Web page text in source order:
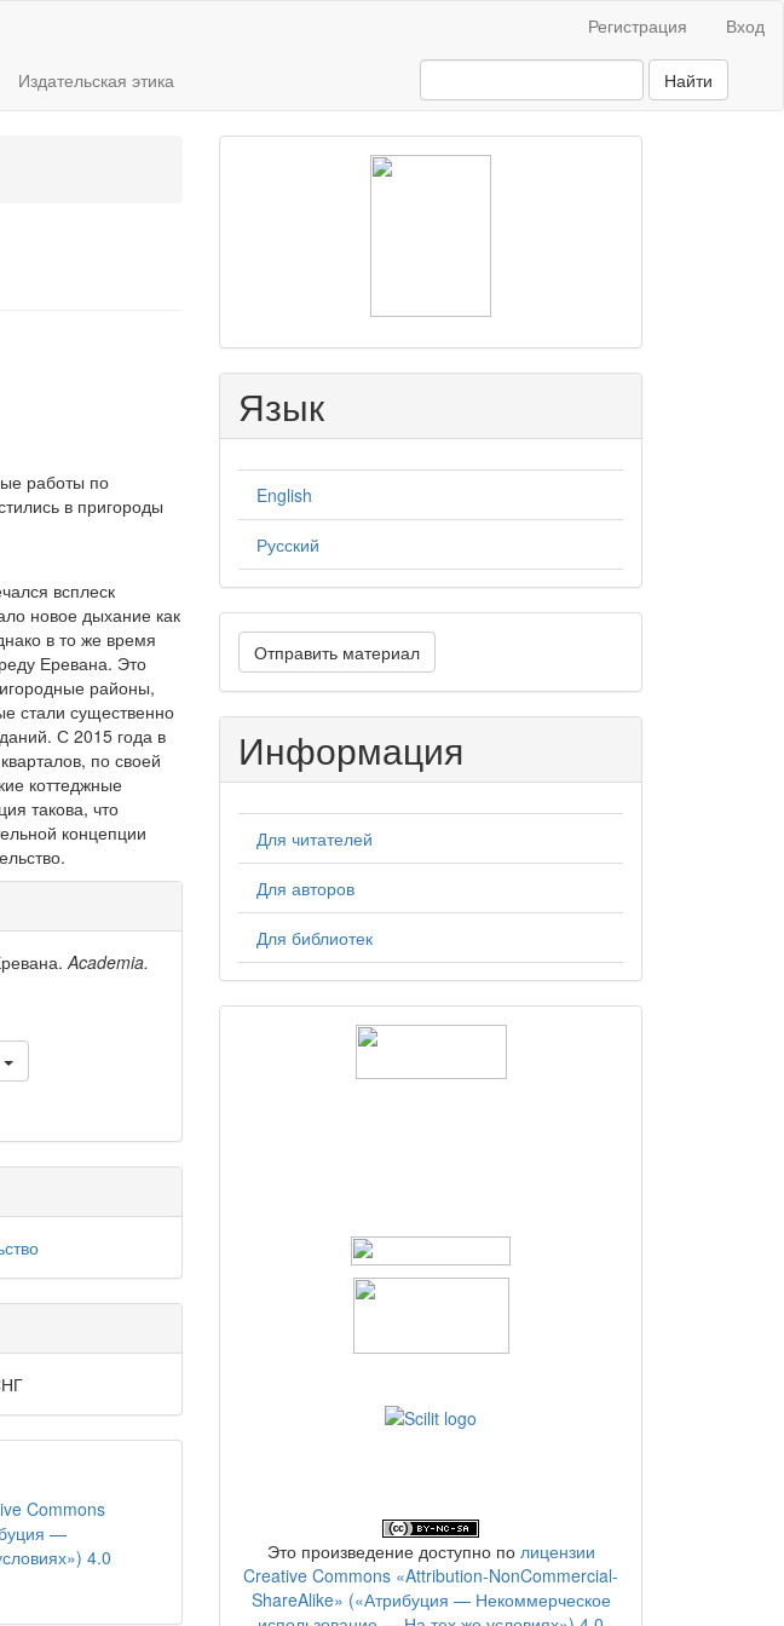
Регистрация Вход
Издательская этика Найти
работы по
в пригороды
всплеск
новое дыхание как
в то же время
Еревана. Это
районы,
стали существенно
С 2015 года в
по своей
коттеджные
такова, что
концепции
Academia.
Commons
—
4.0
Язык
English
Русский
Отправить
материал
Отправить материал
Информация
Для читателей
Для авторов
Для библиотек
Это произведение доступно по лицензии
Creative Commons «Attribution-NonCommercial-
ShareAlike» («Атрибуция — Некоммерческое